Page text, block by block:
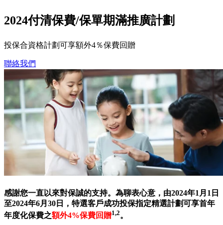
2024付清保費/保單期滿推廣計劃
投保合資格計劃可享額外4％保費回贈
聯絡我們
感謝您一直以來對保誠的支持。為聊表心意，由2024年1月1日
至2024年6月30日，特選客戶成功投保指定精選計劃可享首年
年度化保費之額外4%保費回贈1,2。